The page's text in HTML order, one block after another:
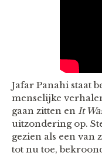
Jafar Panahi staat
menselijke
gaan zitten en It
uitzondering op.
gezien als een van
tot nu toe,